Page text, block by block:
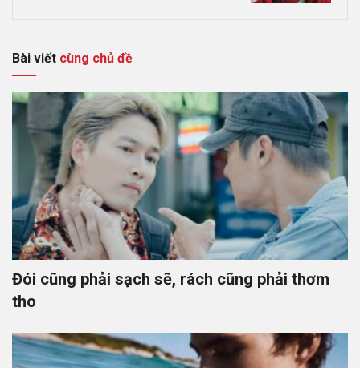
Bài viết cùng chủ đề
Đói cũng phải sạch sẽ, rách cũng phải thơm
tho